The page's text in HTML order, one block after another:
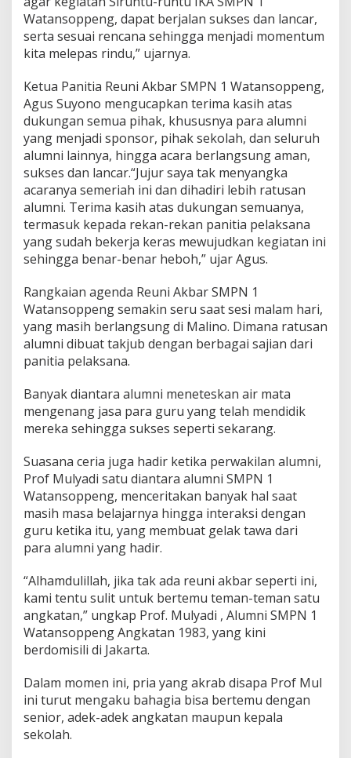
Watansoppeng, dapat berjalan sukses dan lancar,
serta sesuai rencana sehingga menjadi momentum
kita melepas rindu,” ujarnya.
Ketua Panitia Reuni Akbar SMPN 1 Watansoppeng,
Agus Suyono mengucapkan terima kasih atas
dukungan semua pihak, khususnya para alumni
yang menjadi sponsor, pihak sekolah, dan seluruh
alumni lainnya, hingga acara berlangsung aman,
sukses dan lancar.“Jujur saya tak menyangka
acaranya semeriah ini dan dihadiri lebih ratusan
alumni. Terima kasih atas dukungan semuanya,
termasuk kepada rekan-rekan panitia pelaksana
yang sudah bekerja keras mewujudkan kegiatan ini
sehingga benar-benar heboh,” ujar Agus.
Rangkaian agenda Reuni Akbar SMPN 1
Watansoppeng semakin seru saat sesi malam hari,
yang masih berlangsung di Malino. Dimana ratusan
alumni dibuat takjub dengan berbagai sajian dari
panitia pelaksana.
Banyak diantara alumni meneteskan air mata
mengenang jasa para guru yang telah mendidik
mereka sehingga sukses seperti sekarang.
Suasana ceria juga hadir ketika perwakilan alumni,
Prof Mulyadi satu diantara alumni SMPN 1
Watansoppeng, menceritakan banyak hal saat
masih masa belajarnya hingga interaksi dengan
guru ketika itu, yang membuat gelak tawa dari
para alumni yang hadir.
“Alhamdulillah, jika tak ada reuni akbar seperti ini,
kami tentu sulit untuk bertemu teman-teman satu
angkatan,” ungkap Prof. Mulyadi , Alumni SMPN 1
Watansoppeng Angkatan 1983, yang kini
berdomisili di Jakarta.
Dalam momen ini, pria yang akrab disapa Prof Mul
ini turut mengaku bahagia bisa bertemu dengan
senior, adek-adek angkatan maupun kepala
sekolah.